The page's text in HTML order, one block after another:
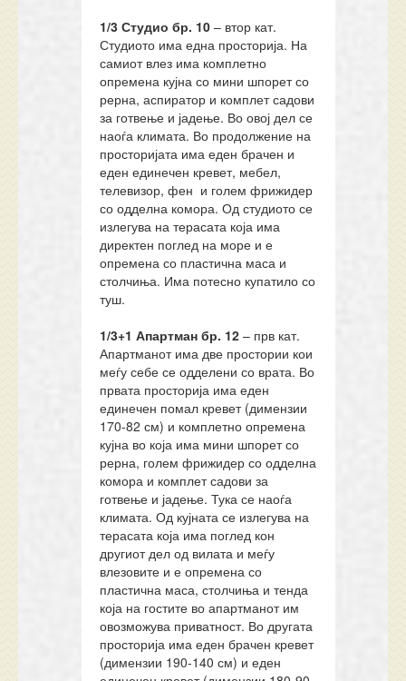
1/3 Студио бр. 10 – втор кат.
Студиото има една просторија. На
самиот влез има комплетно
опремена кујна со мини шпорет со
рерна, аспиратор и комплет садови
за готвење и јадење. Во овој дел се
наоѓа климата. Во продолжение на
просторијата има еден брачен и
еден единечен кревет, мебел,
телевизор, фен и голем фрижидер
со одделна комора. Од студиото се
излегува на терасата која има
директен поглед на море и е
опремена со пластична маса и
столчиња. Има потесно купатило со
туш.
1/3+1 Апартман бр. 12 – прв кат.
Апартманот има две простории кои
меѓу себе се одделени со врата. Во
првата просторија има еден
единечен помал кревет (димензии
170-82 см) и комплетно опремена
кујна во која има мини шпорет со
рерна, голем фрижидер со одделна
комора и комплет садови за
готвење и јадење. Тука се наоѓа
климата. Од кујната се излегува на
терасата која има поглед кон
другиот дел од вилата и меѓу
влезовите и е опремена со
пластична маса, столчиња и тенда
која на гостите во апартманот им
овозможува приватност. Во другата
просторија има еден брачен кревет
(димензии 190-140 см) и еден